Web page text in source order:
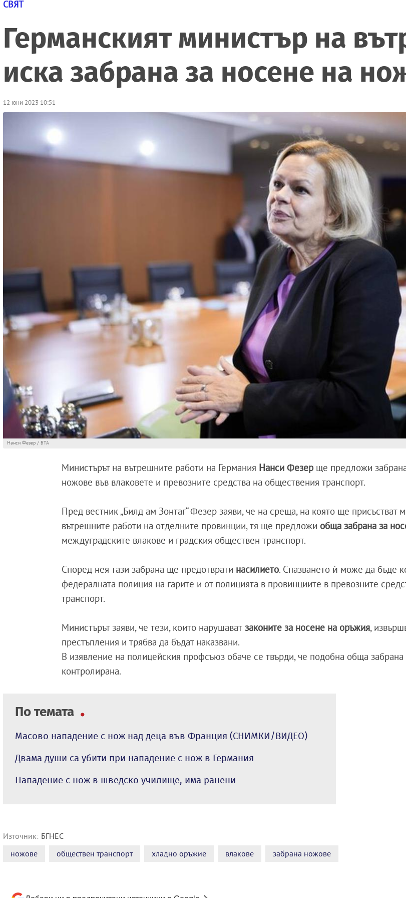
СВЯТ
Германският министър на
иска забрана за носене на
12 юни 2023 10:51
Нанси Фезер / БТА
Министърът на вътрешните работи на Германия Нанси Фезер ще предложи
ножове във влаковете и превозните средства на обществения транспорт.
Пред вестник „Билд ам Зонтаг“ Фезер заяви, че на среща, на която ще присъстват
вътрешните работи на отделните провинции, тя ще предложи обща забрана за
междуградските влакове и градския обществен транспорт.
Според нея тази забрана ще предотврати насилието. Спазването ѝ може да бъде
федералната полиция на гарите и от полицията в провинциите в превозните
транспорт.
Министърът заяви, че тези, които нарушават законите за носене на оръжия,
престъпления и трябва да бъдат наказвани.
В изявление на полицейския профсъюз обаче се твърди, че подобна обща
контролирана.
По темата
Масово нападение с нож над деца във Франция (СНИМКИ/ВИДЕО)
Двама души са убити при нападение с нож в Германия
Нападение с нож в шведско училище, има ранени
Източник: БГНЕС
ножове
обществен транспорт хладно оръжие влакове забрана ножове